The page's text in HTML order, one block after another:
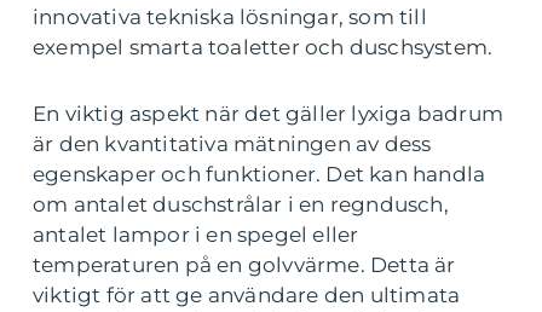
innovativa tekniska lösningar, som till
exempel smarta toaletter och duschsystem.
En viktig aspekt när det gäller lyxiga badrum
är den kvantitativa mätningen av dess
egenskaper och funktioner. Det kan handla
om antalet duschstrålar i en regndusch,
antalet lampor i en spegel eller
temperaturen på en golvvärme. Detta är
viktigt för att ge användare den ultimata